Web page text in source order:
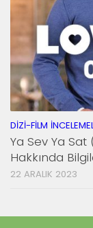
DIZI-FILM
Ya Sev Ya
Hakkında
22 ARALIK 2023